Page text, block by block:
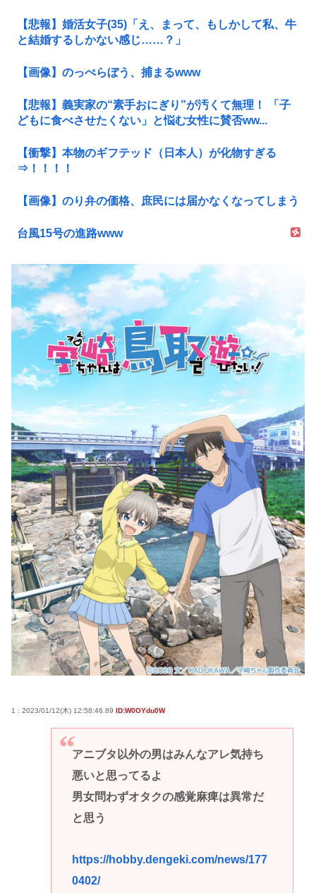
【悲報】婚活女子(35)「え、まって、もしかして私、牛
と結婚するしかない感じ……？」
【画像】のっぺらぼう、捕まるwww
【悲報】義実家の“素手おにぎり”が汚くて無理！ 「子
どもに食べさせたくない」と悩む女性に賛否ww...
【衝撃】本物のギフテッド（日本人）が化物すぎる
⇒！！！！
【画像】のり弁の価格、庶民には届かなくなってしまう
台風15号の進路www
1 : 2023/01/12(木) 12:58:46.89 ID:W0OYdu0W
アニブタ以外の男はみんなアレ気持ち
悪いと思ってるよ
男女問わずオタクの感覚麻痺は異常だ
と思う
https://hobby.dengeki.com/news/177
0402/